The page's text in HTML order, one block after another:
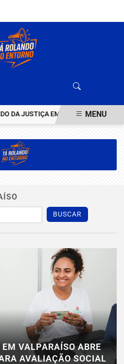
DA JUSTIÇA EM CEILÂNDIA VEJA
MENU
BUSCAR
VALPARAÍSO ABRE
AVALIAÇÃO SOCIAL